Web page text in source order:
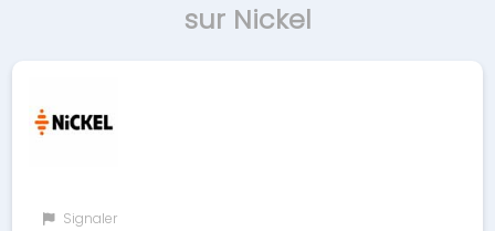
sur Nickel
Signaler